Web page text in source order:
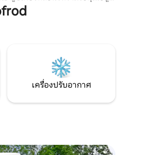
ขอบป่าเพียง 200 เมตร คุณจะพบ
อนที่สมบูรณ์แบบในทุกฤดูกาล
อุปกรณ์ครบครัน และอ่างอาบน้ำหิน
เครื่องปรับอากาศ